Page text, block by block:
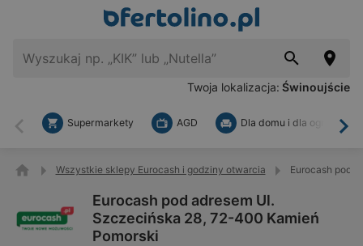
Twoja lokalizacja: Świnoujście
Wstecz
Supermarkety AGD Dla domu i dla ogrodu
Wszystkie sklepy Eurocash i godziny otwarcia Eurocash pod
Eurocash pod adresem Ul.
Szczecińska 28, 72-400 Kamień
Pomorski